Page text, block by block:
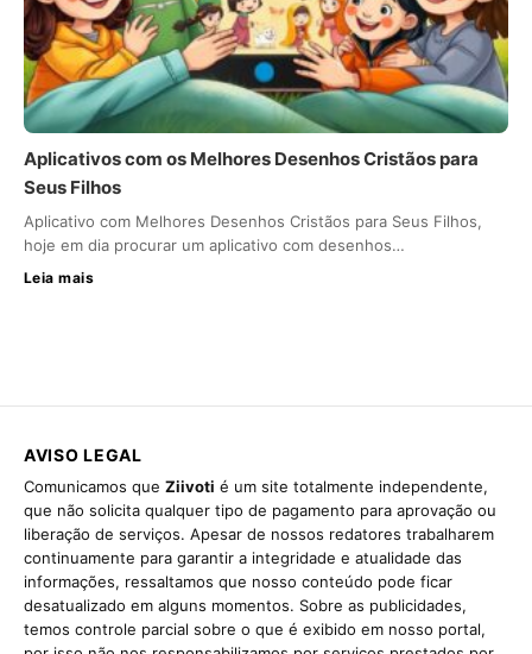
Aplicativos com os Melhores Desenhos Cristãos para
Seus Filhos
Aplicativo com Melhores Desenhos Cristãos para Seus Filhos,
hoje em dia procurar um aplicativo com desenhos…
Leia mais
AVISO LEGAL
Comunicamos que Ziivoti é um site totalmente independente,
que não solicita qualquer tipo de pagamento para aprovação ou
liberação de serviços. Apesar de nossos redatores trabalharem
continuamente para garantir a integridade e atualidade das
informações, ressaltamos que nosso conteúdo pode ficar
desatualizado em alguns momentos. Sobre as publicidades,
temos controle parcial sobre o que é exibido em nosso portal,